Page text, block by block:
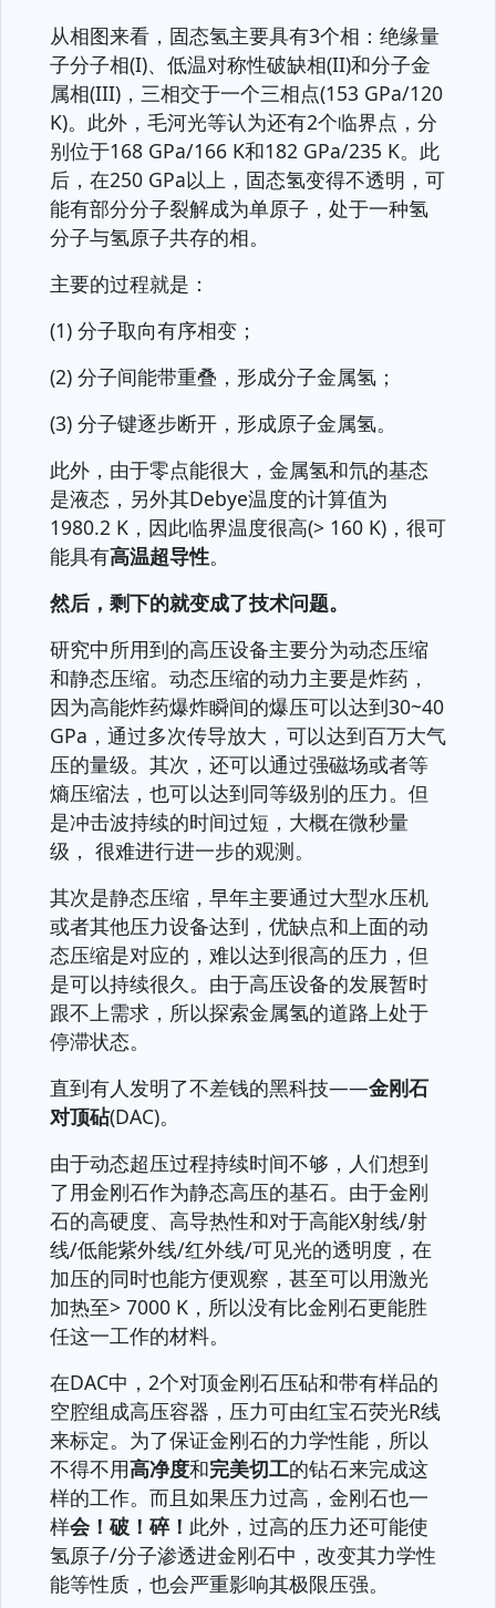
从相图来看，固态氢主要具有3个相：绝缘量
子分子相(I)、低温对称性破缺相(II)和分子金
属相(III)，三相交于一个三相点(153 GPa/120
K)。此外，毛河光等认为还有2个临界点，分
别位于168 GPa/166 K和182 GPa/235 K。此
后，在250 GPa以上，固态氢变得不透明，可
能有部分分子裂解成为单原子，处于一种氢
分子与氢原子共存的相。
主要的过程就是：
(1) 分子取向有序相变；
(2) 分子间能带重叠，形成分子金属氢；
(3) 分子键逐步断开，形成原子金属氢。
此外，由于零点能很大，金属氢和氘的基态
是液态，另外其Debye温度的计算值为
1980.2 K，因此临界温度很高(> 160 K)，很可
能具有高温超导性。
然后，剩下的就变成了技术问题。
研究中所用到的高压设备主要分为动态压缩
和静态压缩。动态压缩的动力主要是炸药，
因为高能炸药爆炸瞬间的爆压可以达到30~40
GPa，通过多次传导放大，可以达到百万大气
压的量级。其次，还可以通过强磁场或者等
熵压缩法，也可以达到同等级别的压力。但
是冲击波持续的时间过短，大概在微秒量
级， 很难进行进一步的观测。
其次是静态压缩，早年主要通过大型水压机
或者其他压力设备达到，优缺点和上面的动
态压缩是对应的，难以达到很高的压力，但
是可以持续很久。由于高压设备的发展暂时
跟不上需求，所以探索金属氢的道路上处于
停滞状态。
直到有人发明了不差钱的黑科技——金刚石
对顶砧(DAC)。
由于动态超压过程持续时间不够，人们想到
了用金刚石作为静态高压的基石。由于金刚
石的高硬度、高导热性和对于高能X射线/射
线/低能紫外线/红外线/可见光的透明度，在
加压的同时也能方便观察，甚至可以用激光
加热至> 7000 K，所以没有比金刚石更能胜
任这一工作的材料。
在DAC中，2个对顶金刚石压砧和带有样品的
空腔组成高压容器，压力可由红宝石荧光R线
来标定。为了保证金刚石的力学性能，所以
不得不用高净度和完美切工的钻石来完成这
样的工作。而且如果压力过高，金刚石也一
样会！破！碎！ 此外，过高的压力还可能使
氢原子/分子渗透进金刚石中，改变其力学性
能等性质，也会严重影响其极限压强。